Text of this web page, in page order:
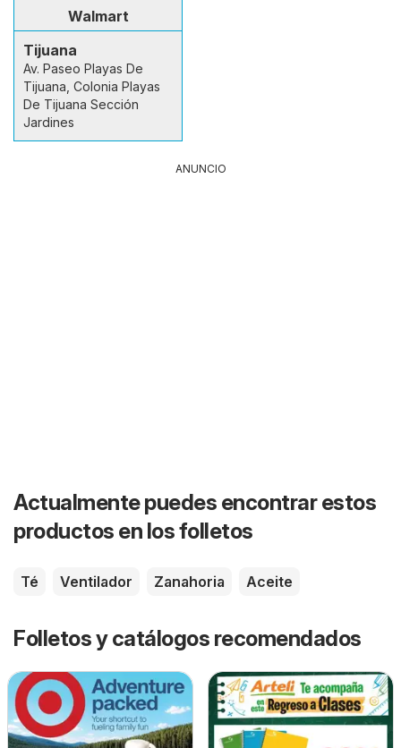
Walmart
Tijuana
Av. Paseo Playas De
Tijuana, Colonia Playas
De Tijuana Sección
Jardines
ANUNCIO
Actualmente puedes encontrar estos
productos en los folletos
Té Ventilador Zanahoria Aceite
Folletos y catálogos recomendados